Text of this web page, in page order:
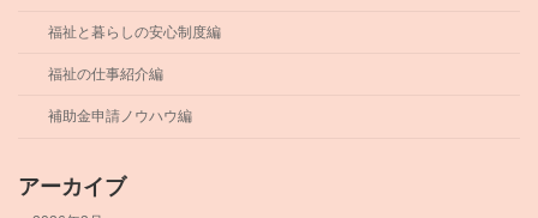
福祉と暮らしの安心制度編
福祉の仕事紹介編
補助金申請ノウハウ編
アーカイブ